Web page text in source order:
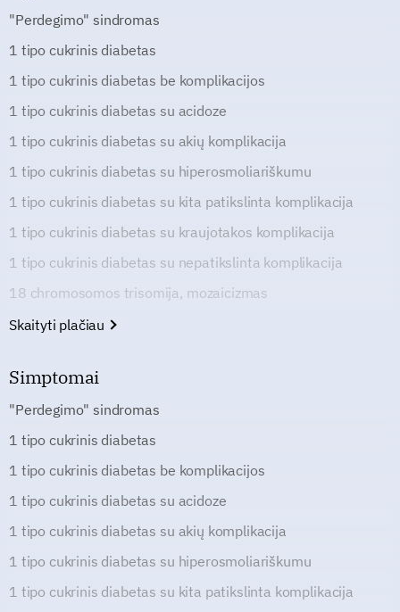
"Perdegimo" sindromas
1 tipo cukrinis diabetas
1 tipo cukrinis diabetas be komplikacijos
1 tipo cukrinis diabetas su acidoze
1 tipo cukrinis diabetas su akių komplikacija
1 tipo cukrinis diabetas su hiperosmoliariškumu
1 tipo cukrinis diabetas su kita patikslinta komplikacija
1 tipo cukrinis diabetas su kraujotakos komplikacija
1 tipo cukrinis diabetas su nepatikslinta komplikacija
18 chromosomos trisomija, mozaicizmas
Skaityti plačiau
Simptomai
"Perdegimo" sindromas
1 tipo cukrinis diabetas
1 tipo cukrinis diabetas be komplikacijos
1 tipo cukrinis diabetas su acidoze
1 tipo cukrinis diabetas su akių komplikacija
1 tipo cukrinis diabetas su hiperosmoliariškumu
1 tipo cukrinis diabetas su kita patikslinta komplikacija